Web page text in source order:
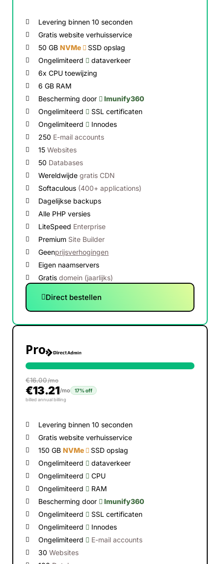
Levering binnen 10 seconden
Gratis website verhuisservice
50 GBNVMe
SSD opslag
Ongelimiteerd
dataverkeer
6x CPU toewijzing
6 GB RAM
Bescherming door
Imunify360
Ongelimiteerd
SSL certificaten
Ongelimiteerd
Innodes
250 E-mail accounts
15Websites
50 Databases
Wereldwijdegratis CDN
Softaculous (400+ applications)
Dagelijkse backups
Alle PHP versies
LiteSpeed Enterprise
Premium Site Builder
Geenprijsverhogingen
Eigen naamservers
Gratisdomein (jaarlijks)
Direct bestellen
Pro
€16.00/mo
€13.21/mo 17% off
billed annual billing
Levering binnen 10 seconden
Gratis website verhuisservice
150 GBNVMe
SSD opslag
Ongelimiteerd
dataverkeer
Ongelimiteerd
CPU
Ongelimiteerd
RAM
Bescherming door
Imunify360
Ongelimiteerd
SSL certificaten
Ongelimiteerd
Innodes
Ongelimiteerd
E-mail accounts
30Websites